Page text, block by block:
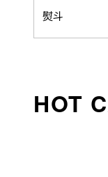
熨斗